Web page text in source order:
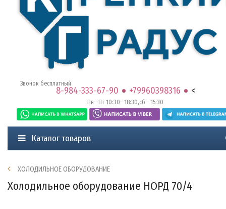
8-984-333-67-90 +79960398316 <
Звонок бесплатный
Пн—Пт 10:30—18:30,сб - 15:30
Каталог товаров
ХОЛОДИЛЬНОЕ ОБОРУДОВАНИЕ
Холодильное оборудование НОРД 70/4